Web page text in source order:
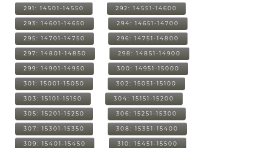
291: 14501-14550 292: 14551-14600
293: 14601-14650 294: 14651-14700
295: 14701-14750 296: 14751-14800
297: 14801-14850 298: 14851-14900
299: 14901-14950 300: 14951-15000
301: 15001-15050 302: 15051-15100
303: 15101-15150 304: 15151-15200
305: 15201-15250 306: 15251-15300
307: 15301-15350 308: 15351-15400
309: 15401-15450 310: 15451-15500